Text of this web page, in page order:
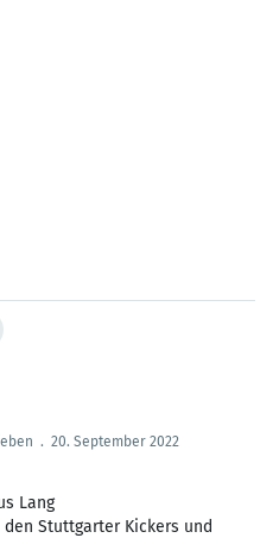
. 20. September 2022
Lang
Stuttgarter Kickers und